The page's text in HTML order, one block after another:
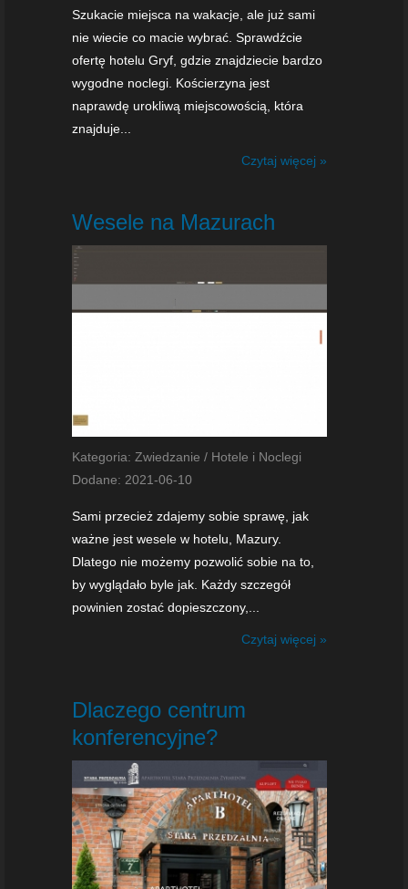
Szukacie miejsca na wakacje, ale już sami
nie wiecie co macie wybrać. Sprawdźcie
ofertę hotelu Gryf, gdzie znajdziecie bardzo
wygodne noclegi. Kościerzyna jest
naprawdę urokliwą miejscowością, która
znajduje...
Czytaj więcej »
Wesele na Mazurach
Kategoria: Zwiedzanie / Hotele i Noclegi
Dodane: 2021-06-10
Sami przecież zdajemy sobie sprawę, jak
ważne jest wesele w hotelu, Mazury.
Dlatego nie możemy pozwolić sobie na to,
by wyglądało byle jak. Każdy szczegół
powinien zostać dopieszczony,...
Czytaj więcej »
Dlaczego centrum
konferencyjne?